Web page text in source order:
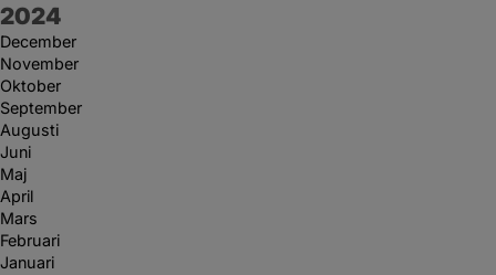
År:
2024
December
November
Oktober
September
Augusti
Juni
Maj
April
Mars
Februari
Januari